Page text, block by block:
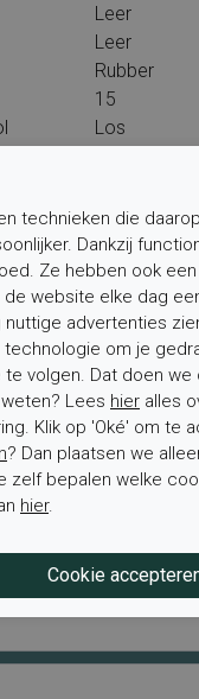
Leer
Leer
Rubber
15
Los
vanaf € 59,- (voor NL)
achteraf met Klarna
2 weken
in voor de
de nieuwsbrief en blijf
Meneer
technieken die
Dankzij
Ze hebben ook een
de website elke dag
nuttige advertenties
technologie om je
volgen. Dat doen we
Lees hier alles
Klik op 'Oké' om te
? Dan plaatsen we
zelf bepalen welke
hier.